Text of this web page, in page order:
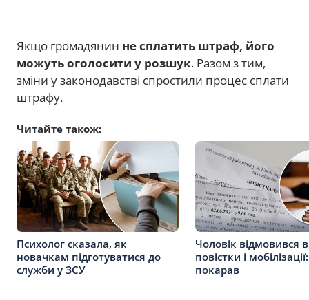
Якщо громадянин не сплатить штраф, його
можуть оголосити у розшук. Разом з тим,
зміни у законодавстві спростили процес сплати
штрафу.
Читайте також:
Психолог сказала, як
новачкам підготуватися до
служби у ЗСУ
Чоловік відмовився
повістки і
покарав